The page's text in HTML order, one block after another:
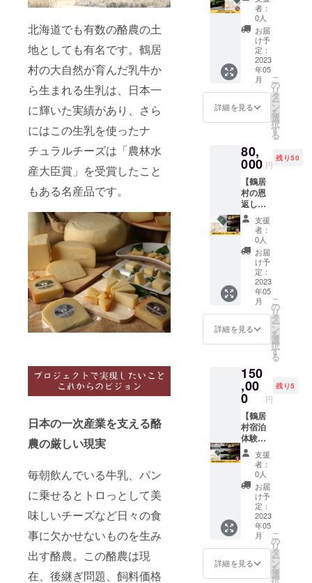
北海道でも有数の酪農の土
地としても有名です。鶴居
村の大自然が育んだ乳牛か
ら生まれる生乳は、日本一
に輝いた実績があり、さら
にはこの生乳を使ったナ
チュラルチーズは「農林水
産大臣賞」を受賞したこと
もある名産品です。
日本の一次産業を支える酪
農の厳しい現実
毎朝飲んでいる牛乳、パン
に乗せるとトロっとして美
味しいチーズなど日々の食
事に欠かせないものを生み
出す酪農。この酪農は現
在、後継ぎ問題、飼料価格
きくだ
さい。
（午前
中/14-
時/16-
時/18-
時/19-
21時か
は2023
年5月予
定で
す。 ※
配送方
法は冷
凍で
す。 ※
配達時
間指定
にお書
きくだ
さい。
（午前
中/14-
16
時/16-
時/18-
20
時/19-
21時か
ら選
択）
す。 ●
セット
内容 ・
ナチュ
ラル
チーズ
『鶴
居』
セット
・チー
ラ) ※消
費税と
送料込
みのお
値段で
す。 ※
お届け
は2023
年5月予
定で
す。 ※
配送方
法は冷
凍で
す。 ※
配達時
間指定
にお書
きくだ
さい。
（午前
中/14-
16
時/16-
18
時/18-
時/19-
21時か
ら選
択）
ケーキ
＋ナ
チュラ
ルチー
ズ 鶴居
セット
(抹茶)】
鶴居村
の恩返
しチー
ズケー
キ＋ナ
ルチー
ズ『鶴
居』
セット
をお届
けしま
す。 ●
セット
内容 ・
ナチュ
ラル
チーズ
『鶴
居』
セット
・チー
ズケー
と送料
込みの
お値段
です。
※お届け
は2023
年5月予
定で
す。 ※
配送方
法は冷
凍で
す。 ※
配達時
間指定
がある
場合は
備考欄
者：
0人
お届
け予
定：
2023
年05
月
詳細を見る
こ
の
リ
タ
ー
ン
を
選
択
す
る
80,
000 円
残り50
【鶴居
村の恩
返し
チーズ
ケーキ3
種セッ
ト】 鶴
居村の
恩返し
チーズ
ケーキ3
種セッ
ト＋ナ
チュラ
ルチー
ズ『鶴
セット
をお届
けしま
す。 ●
セット
内容 ・
ナチュ
ラル
チーズ
『鶴
居』
セット
・チー
ズケー
キ3種
(プレミ
アム、
ショコ
ラ、抹
支援
者：
0人
お届
け予
定：
2023
年05
月
詳細を見る
こ
の
リ
タ
ー
ン
を
選
択
す
る
150
,00
0 円
残り5
【鶴居
村宿泊
体験付
きチー
ズケー
キセッ
ト】 ①
鶴居村
にある
プライ
ベート
サウナ
付きの
宿泊施
設「マ
支援
者：
0人
お届
け予
定：
2023
年05
月
詳細を見る
こ
の
リ
タ
ー
ン
を
選
択